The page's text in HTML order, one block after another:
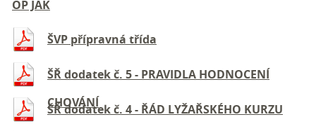
OP JAK
ŠVP přípravná třída
ŠŘ dodatek č. 5 - PRAVIDLA HODNOCENÍ
CHOVÁNÍ
ŠŘ dodatek č. 4 - ŘÁD LYŽAŘSKÉHO KURZU